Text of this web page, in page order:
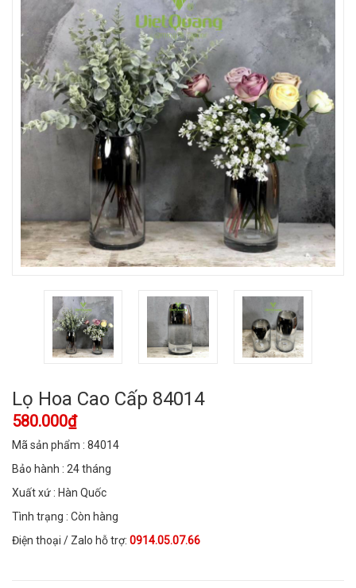
Lọ Hoa Cao Cấp 84014
580.000₫
Mã sản phẩm : 84014
Bảo hành : 24 tháng
Xuất xứ : Hàn Quốc
Tình trạng : Còn hàng
Điện thoại / Zalo hỗ trợ: 0914.05.07.66